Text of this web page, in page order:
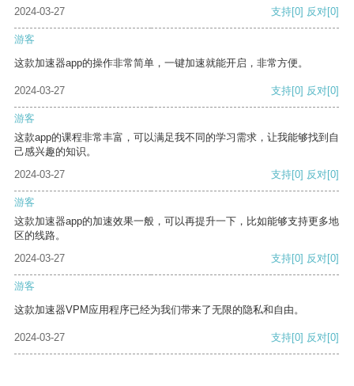
2024-03-27 支持[0] 反对[0]
游客
这款加速器app的操作非常简单，一键加速就能开启，非常方便。
2024-03-27 支持[0] 反对[0]
游客
这款app的课程非常丰富，可以满足我不同的学习需求，让我能够找到自
己感兴趣的知识。
2024-03-27
支持[0] 反对[0]
游客
这款加速器app的加速效果一般，可以再提升一下，比如能够支持更多地
区的线路。
2024-03-27
支持[0] 反对[0]
游客
这款加速器VPM应用程序已经为我们带来了无限的隐私和自由。
2024-03-27 支持[0] 反对[0]